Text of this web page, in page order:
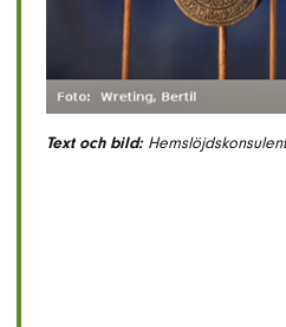
Text och bild: